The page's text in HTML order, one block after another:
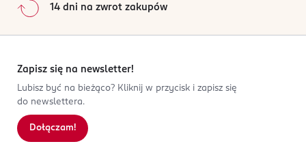
14 dni na zwrot zakupów
Zapisz się na newsletter!
Lubisz być na bieżąco? Kliknij w przycisk i zapisz się
do newslettera.
Dołączam!